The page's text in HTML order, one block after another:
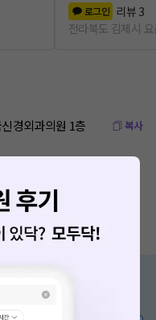
로그인 리뷰 3
전라북도 김제시
경외과의원 1층 복사
있나요?